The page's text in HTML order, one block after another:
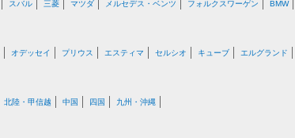
スバル 三菱 マツダ メルセデス・ベンツ フォルクスワーゲン BMW
オデッセイ プリウス エスティマ セルシオ キューブ エルグランド
北陸・甲信越 中国 四国 九州・沖縄